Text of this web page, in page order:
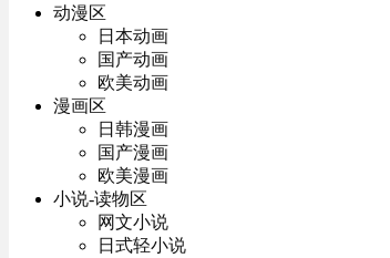
动漫区
日本动画
国产动画
欧美动画
漫画区
日韩漫画
国产漫画
欧美漫画
小说-读物区
网文小说
日式轻小说